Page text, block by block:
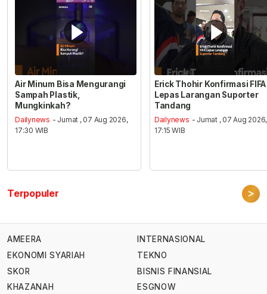
Air Minum Bisa Mengurangi
Sampah Plastik,
Mungkinkah?
Dailynews - Jumat , 07 Aug 2026,
17:30 WIB
Erick Thohir Konfirmasi FIFA
Lepas Larangan Suporter
Tandang
Dailynews - Jumat , 07 Aug 2026,
17:15 WIB
Terpopuler >
AMEERA
EKONOMI SYARIAH
SKOR
KHAZANAH
INTERNASIONAL
TEKNO
BISNIS FINANSIAL
ESGNOW